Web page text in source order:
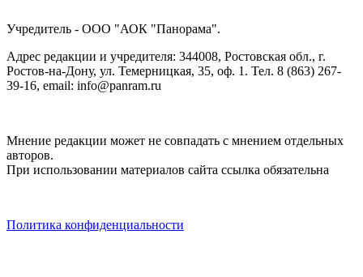
Учредитель - ООО "АОК "Панорама".
Адрес редакции и учредителя: 344008, Ростовская обл., г.
Ростов-на-Дону, ул. Темерницкая, 35, оф. 1. Тел. 8 (863) 267-
39-16, email: info@panram.ru
Мнение редакции может не совпадать с мнением отдельных
авторов.
При использовании материалов сайта ссылка обязательна
Политика конфиденциальности